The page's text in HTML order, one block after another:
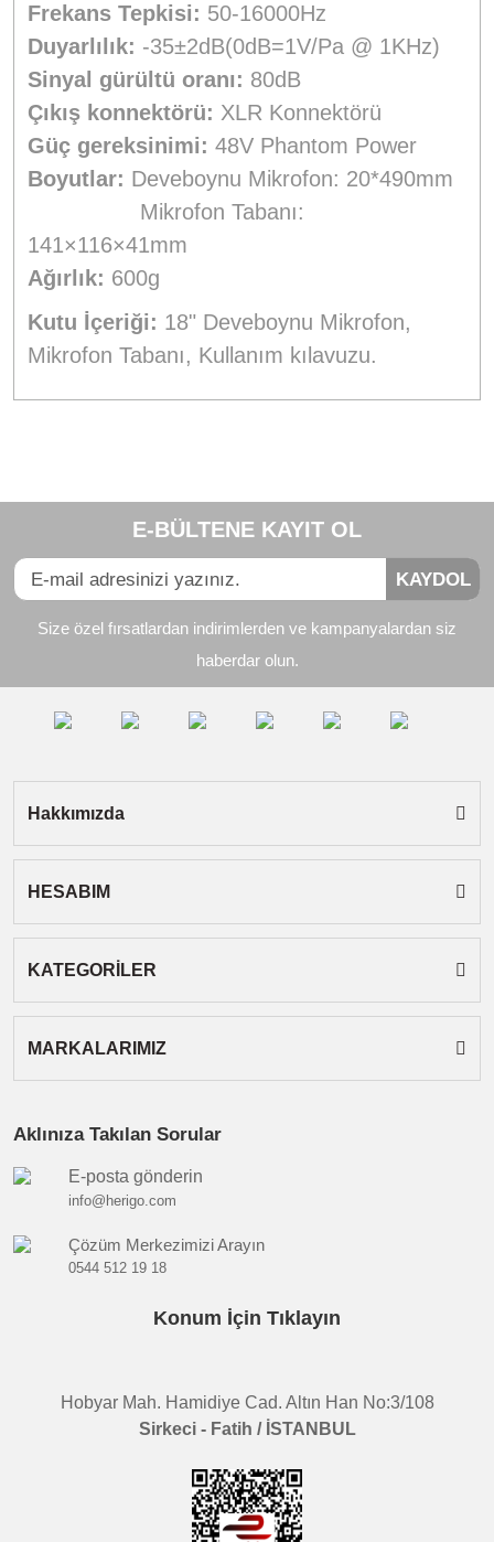
Frekans Tepkisi: 50-16000Hz
Duyarlılık: -35±2dB(0dB=1V/Pa @ 1KHz)
Sinyal gürültü oranı: 80dB
Çıkış konnektörü: XLR Konnektörü
Güç gereksinimi: 48V Phantom Power
Boyutlar: Deveboynu Mikrofon: 20*490mm
Mikrofon Tabanı:
141×116×41mm
Ağırlık: 600g
Kutu İçeriği: 18" Deveboynu Mikrofon,
Mikrofon Tabanı, Kullanım kılavuzu.
Yorum Yaz
Görüş ve önerileriniz için teşekkür ederiz.
Ürün bilgilerinde hatalar bulunuyor.
Ürün fiyatı diğer sitelerden daha pahalı.
Gönder
E-BÜLTENE KAYIT OL
KAYDOL
Size özel fırsatlardan indirimlerden ve kampanyalardan siz
haberdar olun.
Hakkımızda
HESABIM
KATEGORİLER
MARKALARIMIZ
Aklınıza Takılan Sorular
E-posta gönderin
info@herigo.com
Çözüm Merkezimizi Arayın
0544 512 19 18
Konum İçin Tıklayın
Hobyar Mah. Hamidiye Cad. Altın Han No:3/108
Sirkeci - Fatih / İSTANBUL